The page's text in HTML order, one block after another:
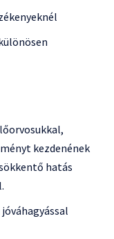
kezdenének
hatás